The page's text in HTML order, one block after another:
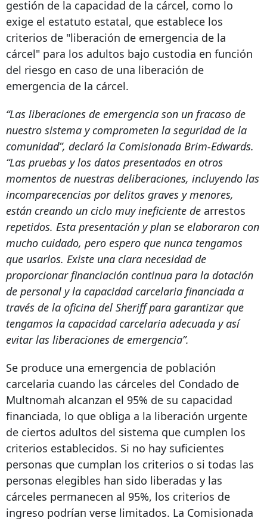
gestión de la capacidad de la cárcel, como lo
exige el estatuto estatal, que establece los
criterios de "liberación de emergencia de la
cárcel" para los adultos bajo custodia en función
del riesgo en caso de una liberación de
emergencia de la cárcel.
“Las liberaciones de emergencia son un fracaso de
nuestro sistema y comprometen la seguridad de la
comunidad”, declaró la Comisionada Brim-Edwards.
“Las pruebas y los datos presentados en otros
momentos de nuestras deliberaciones, incluyendo las
incomparecencias por delitos graves y menores,
están creando un ciclo muy ineficiente de arrestos
repetidos. Esta presentación y plan se elaboraron con
mucho cuidado, pero espero que nunca tengamos
que usarlos. Existe una clara necesidad de
proporcionar financiación continua para la dotación
de personal y la capacidad carcelaria financiada a
través de la oficina del Sheriff para garantizar que
tengamos la capacidad carcelaria adecuada y así
evitar las liberaciones de emergencia”.
Se produce una emergencia de población
carcelaria cuando las cárceles del Condado de
Multnomah alcanzan el 95% de su capacidad
financiada, lo que obliga a la liberación urgente
de ciertos adultos del sistema que cumplen los
criterios establecidos. Si no hay suficientes
personas que cumplan los criterios o si todas las
personas elegibles han sido liberadas y las
cárceles permanecen al 95%, los criterios de
ingreso podrían verse limitados. La Comisionada